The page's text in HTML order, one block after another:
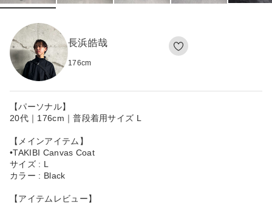
長浜皓哉
176cm
【パーソナル】
20代｜176cm｜普段着用サイズ L
【メインアイテム】
•TAKIBI Canvas Coat
サイズ : L
カラー : Black
【アイテムレビュー】